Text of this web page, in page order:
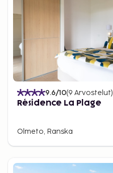
9.6/10(9 Arvostelut)
Résidence La Plage
Olmeto, Ranska